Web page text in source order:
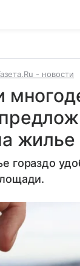
- новости
жилье
гораздо